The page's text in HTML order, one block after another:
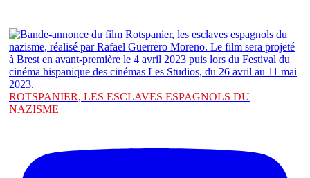
ROTSPANIER, LES ESCLAVES ESPAGNOLS DU
NAZISME